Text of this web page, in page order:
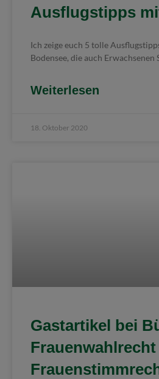
Ausflugstipps
Ich zeige euch 5 tolle
Bodensee, die auch Erwachsenen
Weiterlesen
18. Oktober 2020
Gastartikel bei
Frauenwahlrecht